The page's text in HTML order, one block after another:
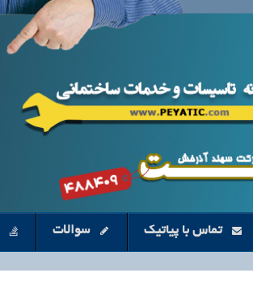
تماس با پیاتیک سوالات